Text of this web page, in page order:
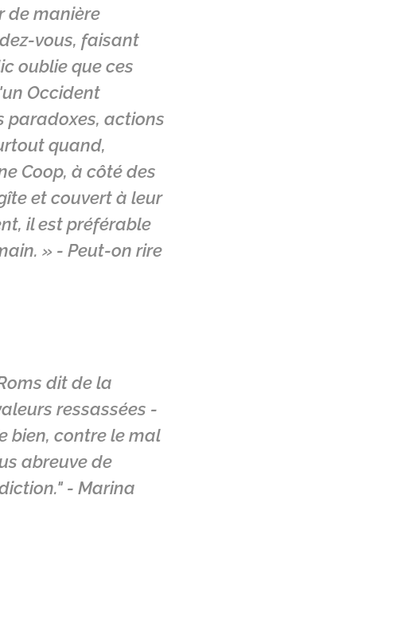
de manière
vous, faisant
oublie que ces
Occident
paradoxes, actions
quand,
Coop, à côté des
et couvert à leur
il est préférable
» - Peut-on rire
dit de la
ressassées -
bien, contre le mal
abreuve de
- Marina